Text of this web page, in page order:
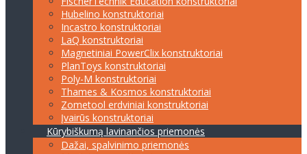
Hubelino konstruktoriai
Incastro konstruktoriai
LaQ konstruktoriai
Magnetiniai PowerClix konstruktoriai
PlanToys konstruktoriai
Poly-M konstruktoriai
Thames & Kosmos konstruktoriai
Zometool erdviniai konstruktoriai
Įvairūs konstruktoriai
Kūrybiškumą lavinančios priemonės
Dažai, spalvinimo priemonės